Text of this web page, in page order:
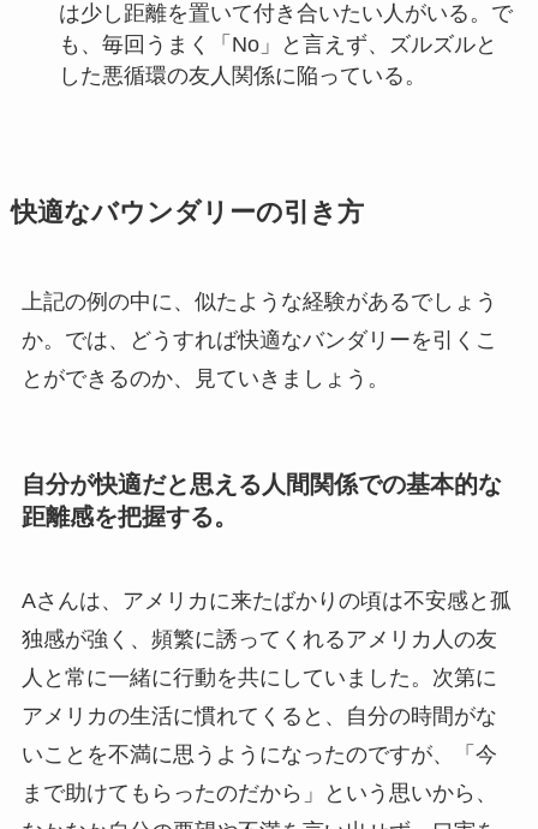
は少し距離を置いて付き合いたい人がいる。で
も、毎回うまく「No」と言えず、ズルズルと
した悪循環の友人関係に陥っている。
快適なバウンダリーの引き方
上記の例の中に、似たような経験があるでしょう
か。では、どうすれば快適なバンダリーを引くこ
とができるのか、見ていきましょう。
自分が快適だと思える人間関係での基本的な
距離感を把握する。
Aさんは、アメリカに来たばかりの頃は不安感と孤
独感が強く、頻繁に誘ってくれるアメリカ人の友
人と常に一緒に行動を共にしていました。次第に
アメリカの生活に慣れてくると、自分の時間がな
いことを不満に思うようになったのですが、「今
まで助けてもらったのだから」という思いから、